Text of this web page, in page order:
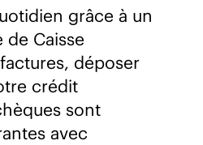
grâce à un
Caisse
déposer
crédit
sont
avec